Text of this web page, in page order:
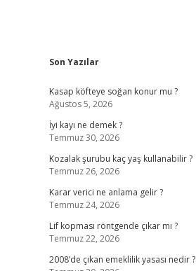
Sidebar
Son Yazılar
Kasap köfteye soğan konur mu ?
Ağustos 5, 2026
İyi kayı ne demek ?
Temmuz 30, 2026
Kozalak şurubu kaç yaş kullanabilir ?
Temmuz 26, 2026
Karar verici ne anlama gelir ?
Temmuz 24, 2026
Lif kopması röntgende çıkar mı ?
Temmuz 22, 2026
2008’de çıkan emeklilik yasası nedir ?